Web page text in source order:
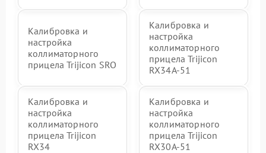
Калибровка и
настройка
коллиматорного
прицела Trijicon SRO
Калибровка и
настройка
коллиматорного
прицела Trijicon
RX34A-51
Калибровка и
настройка
коллиматорного
прицела Trijicon
RX34
Калибровка и
настройка
коллиматорного
прицела Trijicon
RX30A-51